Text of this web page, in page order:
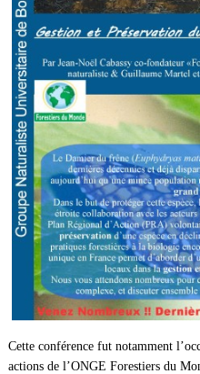
Cette conférence fut notamment
actions de l’ONGE Forestiers du